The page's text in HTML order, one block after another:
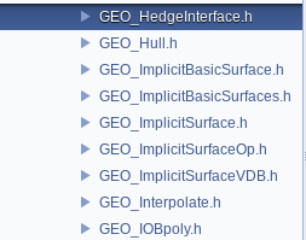
GEO_HedgeInterface.h
GEO_Hull.h
GEO_ImplicitBasicSurface.h
GEO_ImplicitBasicSurfaces.h
GEO_ImplicitSurface.h
GEO_ImplicitSurfaceOp.h
GEO_ImplicitSurfaceVDB.h
GEO_Interpolate.h
GEO_IOBpoly.h